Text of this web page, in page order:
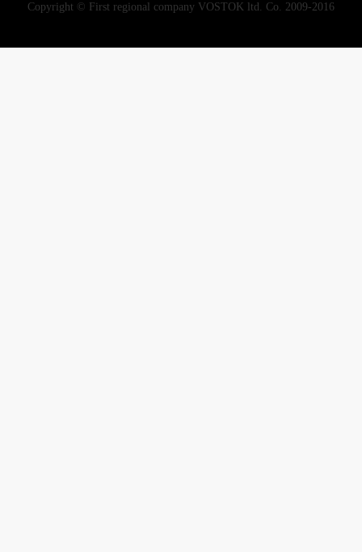
Copyright © First regional company VOSTOK ltd. Co. 2009-2016